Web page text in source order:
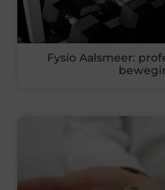
Fysio Aalsmeer: